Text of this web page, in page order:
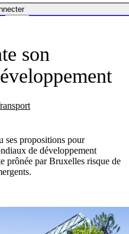
son
ses propositions pour
de développement
prônée par Bruxelles risque de